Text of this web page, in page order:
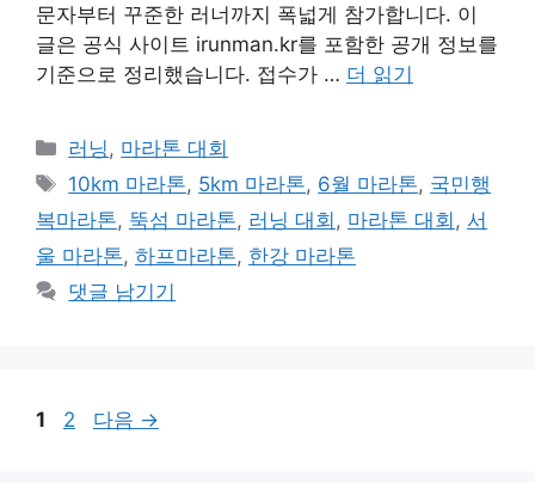
문자부터 꾸준한 러너까지 폭넓게 참가합니다. 이
글은 공식 사이트 irunman.kr를 포함한 공개 정보를
기준으로 정리했습니다. 접수가 … 더 읽기
카
테
리
러닝 , 마라톤 대회
태
그
10km 마라톤, 5km 마라톤, 6월 마라톤, 국민행
복마라톤, 뚝섬 마라톤, 러닝 대회 , 마라톤 대회 , 서
울 마라톤, 하프마라톤, 한강 마라톤
댓글 남기기
페
1
페
2 다음 →